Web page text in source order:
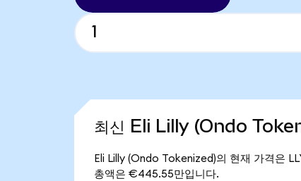
최신 Eli Lilly (Ondo
Eli Lilly (Ondo Tokenized)의 현재 가격은
총액은 €445.55만입니다.